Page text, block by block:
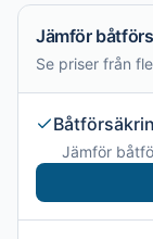
Jämför
Se priser från
Jämför